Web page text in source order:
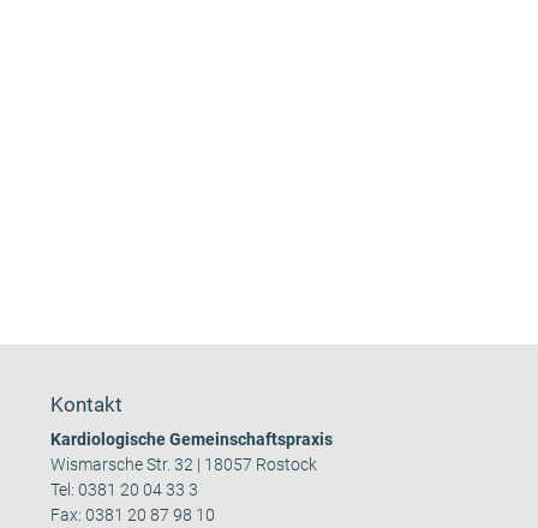
Kontakt
Kardiologische Gemeinschaftspraxis
Wismarsche Str. 32 | 18057 Rostock
Tel:0381 20 04 33 3
Fax: 0381 20 87 98 10